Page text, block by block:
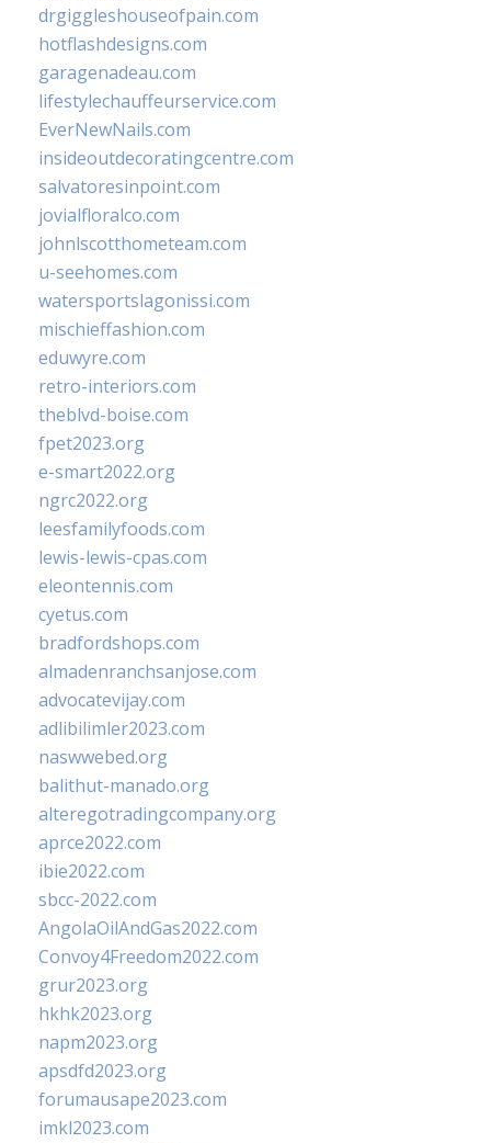
drgiggleshouseofpain.com
hotflashdesigns.com
garagenadeau.com
lifestylechauffeurservice.com
EverNewNails.com
insideoutdecoratingcentre.com
salvatoresinpoint.com
jovialfloralco.com
johnlscotthometeam.com
u-seehomes.com
watersportslagonissi.com
mischieffashion.com
eduwyre.com
retro-interiors.com
theblvd-boise.com
fpet2023.org
e-smart2022.org
ngrc2022.org
leesfamilyfoods.com
lewis-lewis-cpas.com
eleontennis.com
cyetus.com
bradfordshops.com
almadenranchsanjose.com
advocatevijay.com
adlibilimler2023.com
naswwebed.org
balithut-manado.org
alteregotradingcompany.org
aprce2022.com
ibie2022.com
sbcc-2022.com
AngolaOilAndGas2022.com
Convoy4Freedom2022.com
grur2023.org
hkhk2023.org
napm2023.org
apsdfd2023.org
forumausape2023.com
imkl2023.com